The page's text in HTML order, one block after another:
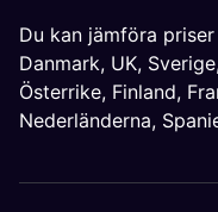
Du kan jämföra
Danmark, UK, Sverige
Österrike, Finland,
Nederländerna,